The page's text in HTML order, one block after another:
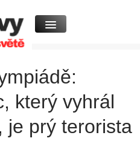
který vyhrál
je prý terorista